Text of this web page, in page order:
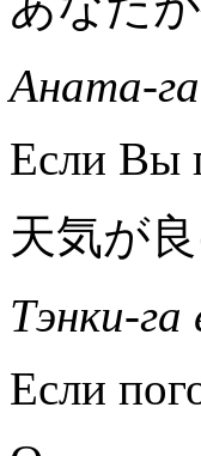
Аната-га
Если Вы
天気が
Тэнки-га
Если